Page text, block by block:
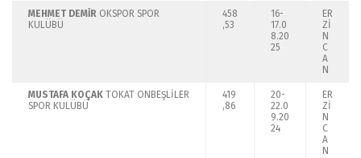
MEHMET DEMİR OKSPOR SPOR
KULÜBÜ
458
,53
16-
17.0
8.20
25
ER
Zİ
N
C
A
N
MUSTAFA KOÇAK TOKAT ONBEŞLİLER
SPOR KULÜBÜ
419
,86
20-
22.0
9.20
24
ER
Zİ
N
C
A
N